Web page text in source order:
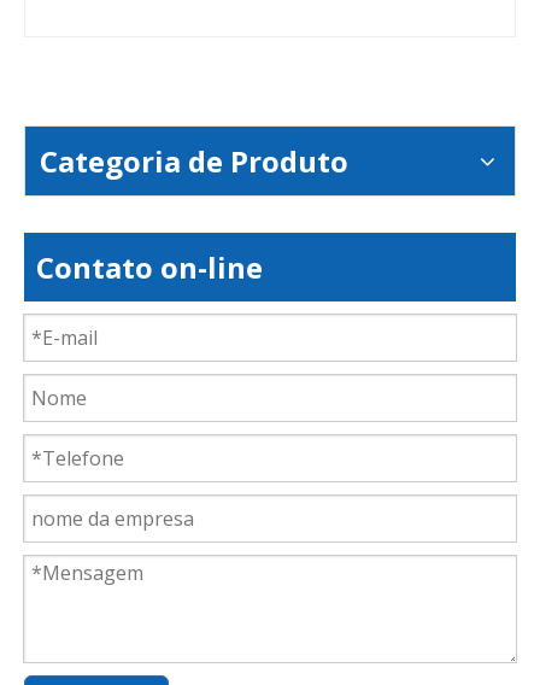
Categoria de Produto
Contato on-line